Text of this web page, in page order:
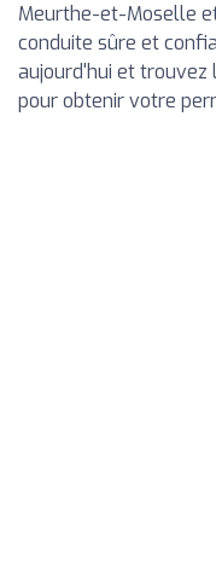
Meurthe-et-Moselle
conduite sûre et
aujourd'hui et
pour obtenir votre